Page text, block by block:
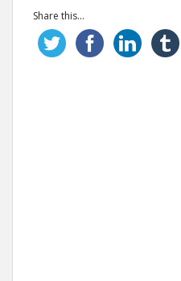
Share this...